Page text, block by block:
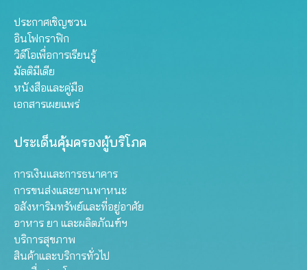
ประกาศเชิญชวน
อินโฟกราฟิก
วิดีโอเพื่อการเรียนรู้
มัลติมีเดีย
หนังสือและคู่มือ
เอกสารเผยแพร่
ประเด็นคุ้มครองผู้บริโภค
การเงินและการธนาคาร
การขนส่งและยานพาหนะ
อสังหาริมทรัพย์และที่อยู่อาศัย
อาหาร ยา และผลิตภัณฑ์ฯ
บริการสุขภาพ
สินค้าและบริการทั่วไป